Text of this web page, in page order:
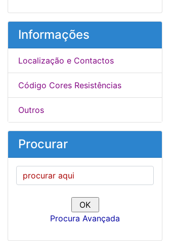
Informações
Localização e Contactos
Código Cores Resistências
Outros
Procurar
Procura Avançada